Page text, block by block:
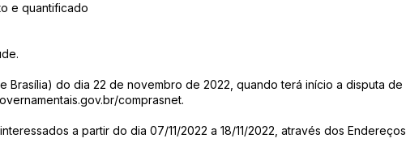
e quantificado
Brasília) do dia 22 de novembro de 2022, quando terá início a disputa de
comprasnet.
a partir do dia 07/11/2022 a 18/11/2022, através dos Endereços